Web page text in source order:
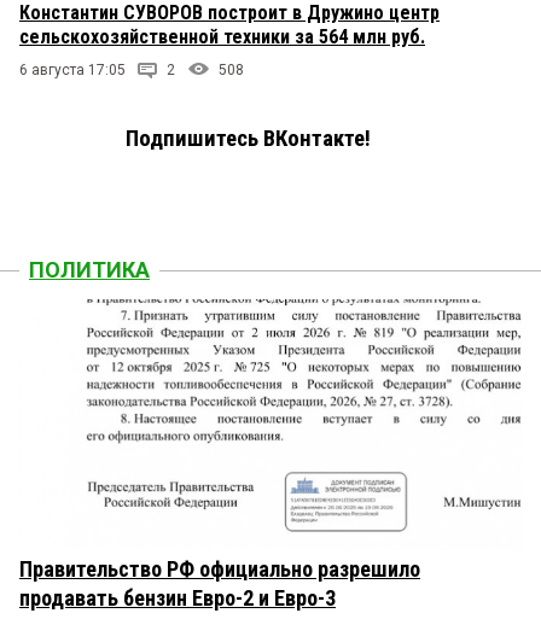
Константин СУВОРОВ построит в Дружино центр
сельскохозяйственной техники за 564 млн руб.
6 августа 17:05 2 508
Подпишитесь ВКонтакте!
ПОЛИТИКА
Правительство РФ официально разрешило
продавать бензин Евро-2 и Евро-3